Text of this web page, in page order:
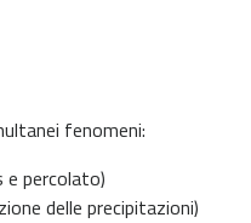
fenomeni:
e percolato)
delle precipitazioni)